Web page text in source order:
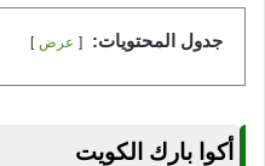
جدول المحتويات: عرض
أكوا بارك الكويت